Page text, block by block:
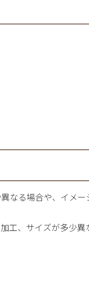
なる場合や、イメー
工、サイズが多少異